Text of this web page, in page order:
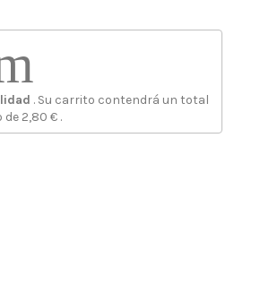
. Su carrito contendrá un total
de 2,80 € .